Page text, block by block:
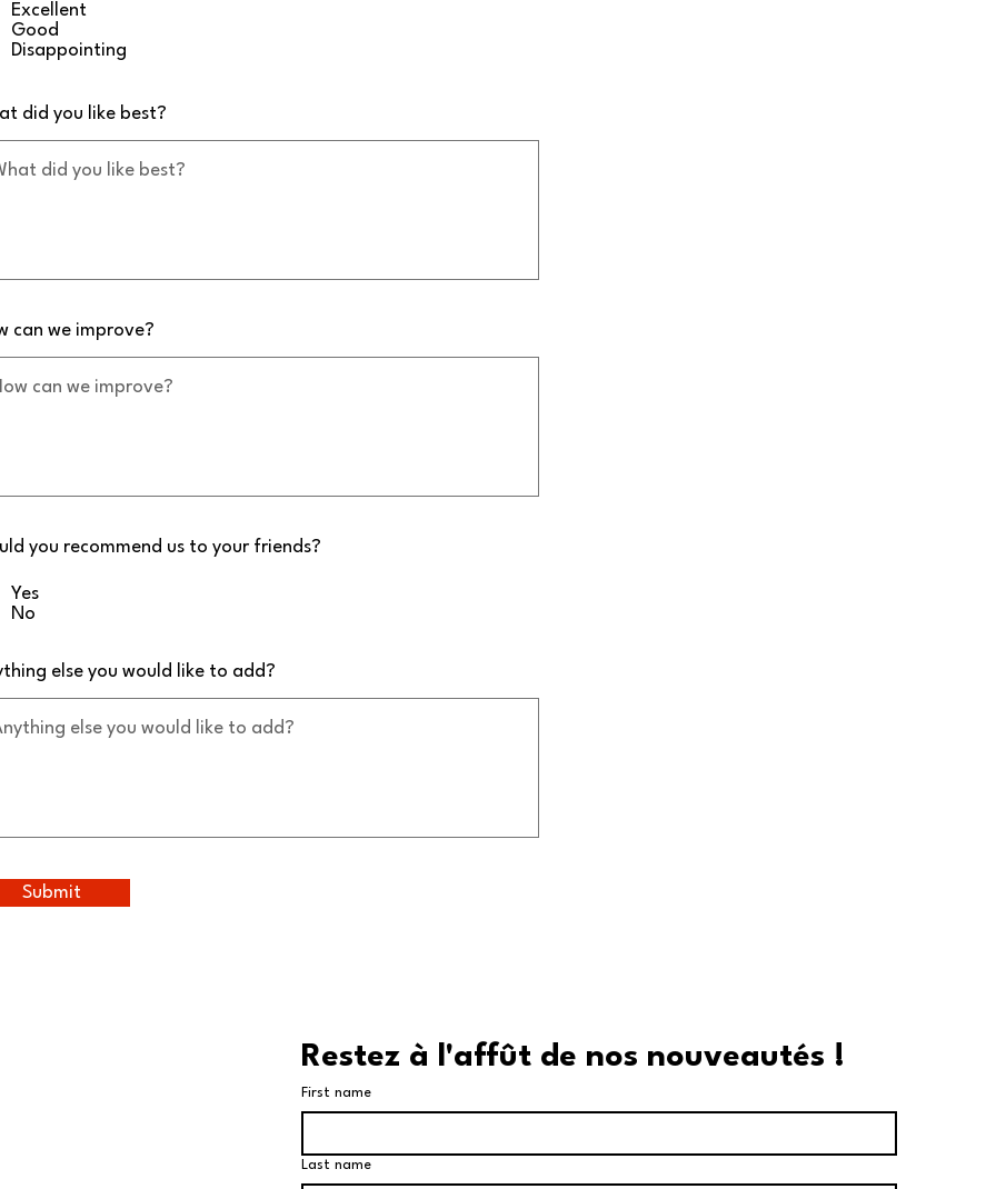
Excellent
Good
Disappointing
did you like best?
can we improve?
you recommend us to your friends?
Yes
No
else you would like to add?
Submit
Restez à l'affût de nos nouveautés !
First name
Last name